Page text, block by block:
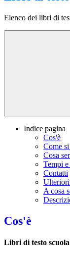
Elenco dei libri di
Indice pagina
Cos'è
Come
Cosa
Tempi e
Contatti
A cosa
Cos'è
Libri di testo scuola